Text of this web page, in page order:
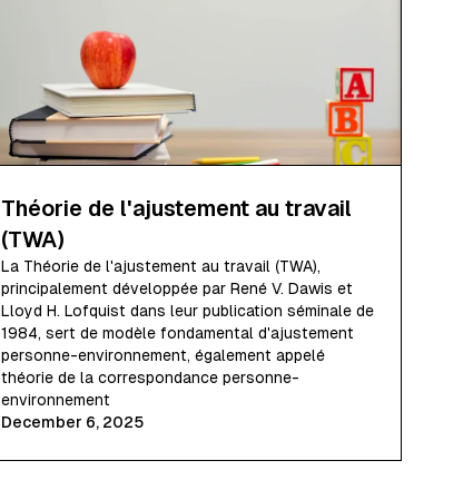
Théorie de l'ajustement au travail
(TWA)
La Théorie de l'ajustement au travail (TWA),
principalement développée par René V. Dawis et
Lloyd H. Lofquist dans leur publication séminale de
1984, sert de modèle fondamental d'ajustement
personne-environnement, également appelé
théorie de la correspondance personne-
environnement
December 6, 2025